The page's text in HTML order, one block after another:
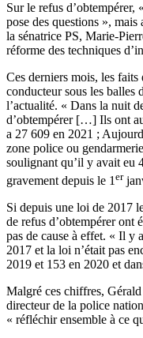
Sur le refus d’obtempérer,
pose des questions »,
la sénatrice PS, Marie-
réforme des techniques
Ces derniers mois, les
conducteur sous les balles
l’actualité. « Dans la nuit
d’obtempérer […] Ils ont
a 27 609 en 2021 ;
zone police ou
soulignant qu’il y avait eu
gravement depuis le 1 er
Si depuis une loi de 2017
de refus d’obtempérer ont
pas de cause à effet. « Il y
2017 et la loi n’était pas
2019 et 153 en 2020 et
Malgré ces chiffres,
directeur de la police
« réfléchir ensemble à ce